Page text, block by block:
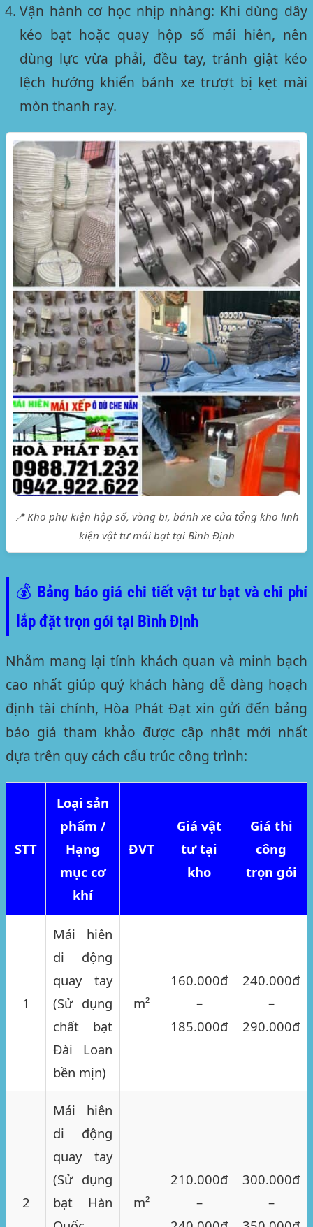
Vận hành cơ học nhịp nhàng: Khi dùng dây
kéo bạt hoặc quay hộp số mái hiên, nên
dùng lực vừa phải, đều tay, tránh giật kéo
lệch hướng khiến bánh xe trượt bị kẹt mài
mòn thanh ray.
📍 Kho phụ kiện hộp số, vòng bi, bánh xe của tổng kho linh
kiện vật tư mái bạt tại Bình Định
💰 Bảng báo giá chi tiết vật tư bạt và chi phí
lắp đặt trọn gói tại Bình Định
Nhằm mang lại tính khách quan và minh bạch
cao nhất giúp quý khách hàng dễ dàng hoạch
định tài chính, Hòa Phát Đạt xin gửi đến bảng
báo giá tham khảo được cập nhật mới nhất
dựa trên quy cách cấu trúc công trình:
STT
Loại sản
phẩm /
Hạng
mục cơ
khí
ĐVT
Giá vật
tư tại
kho
Giá thi
công
trọn gói
1
Mái hiên
di động
quay tay
(Sử dụng
chất bạt
Đài Loan
bền mịn)
m²
160.000đ
–
185.000đ
240.000đ
–
290.000đ
2
Mái hiên
di động
quay tay
(Sử dụng
bạt Hàn
m²
210.000đ
–
300.000đ
–